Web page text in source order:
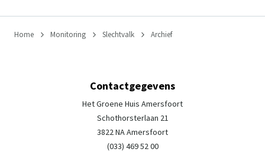
Home Monitoring Slechtvalk Archief
Contactgegevens
Het Groene Huis Amersfoort
Schothorsterlaan 21
3822 NA Amersfoort
(033) 469 52 00